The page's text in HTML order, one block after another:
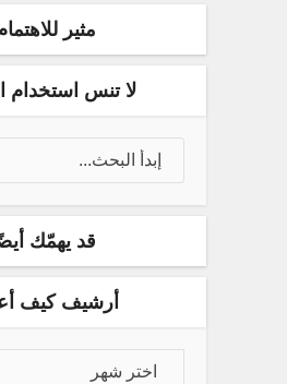
مثير
لا تنس استخدام
قد يهمّك
أرشيف كيف